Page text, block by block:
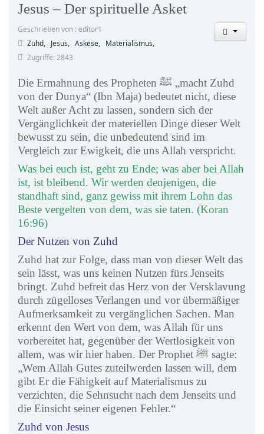
Jesus – Der spirituelle Asket
Geschrieben von : editor1
Zuhd, Jesus, Askese, Materialismus,
Zugriffe: 2843
Die Ermahnung des Propheten ﷺ „macht Zuhd
von der Dunya“ (Ibn Maja) bedeutet nicht, diese
Welt außer Acht zu lassen, sondern sich der
Vergänglichkeit der materiellen Dinge dieser Welt
bewusst zu sein, die unbedeutend sind im
Vergleich zur Ewigkeit, die uns Allah verspricht.
Was bei euch ist, geht zu Ende; was aber bei Allah
ist, ist bleibend. Wir werden denjenigen, die
standhaft sind, ganz gewiss mit ihrem Lohn das
Beste vergelten von dem, was sie taten. (Koran
16:96)
Der Nutzen von Zuhd
Zuhd hat zur Folge, dass man von dieser Welt das
sein lässt, was uns keinen Nutzen fürs Jenseits
bringt. Zuhd befreit das Herz von der Versklavung
durch zügelloses Verlangen und vor übermäßiger
Aufmerksamkeit zu vergänglichen Sachen. Man
erkennt den Wert von dem, was Allah für uns
vorbereitet hat, gegenüber der Wertlosigkeit von
allem, was wir hier haben. Der Prophet ﷺ sagte:
„Wem Allah Gutes zuteilwerden lassen will, dem
gibt Er die Fähigkeit auf Materialismus zu
verzichten, die Sehnsucht nach dem Jenseits und
die Einsicht seiner eigenen Fehler.“
Zuhd von Jesus